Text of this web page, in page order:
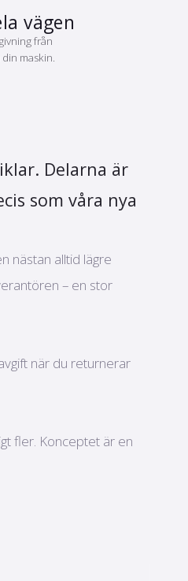
vägen
från
maskin.
Delarna är
som våra nya
nästan alltid lägre
– en stor
när du returnerar
fler. Konceptet är en